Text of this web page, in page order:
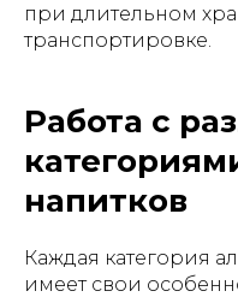
при длительном
транспортировке.
Работа с
напитков
Каждая категория
имеет свои